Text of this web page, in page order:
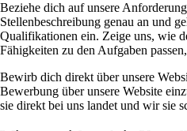
Beziehe dich auf unsere
Stellenbeschreibung genau an und
Qualifikationen ein. Zeige uns, wie
Fähigkeiten zu den Aufgaben
Bewirb dich direkt über unsere
Bewerbung über unsere Website
sie direkt bei uns landet und wir sie